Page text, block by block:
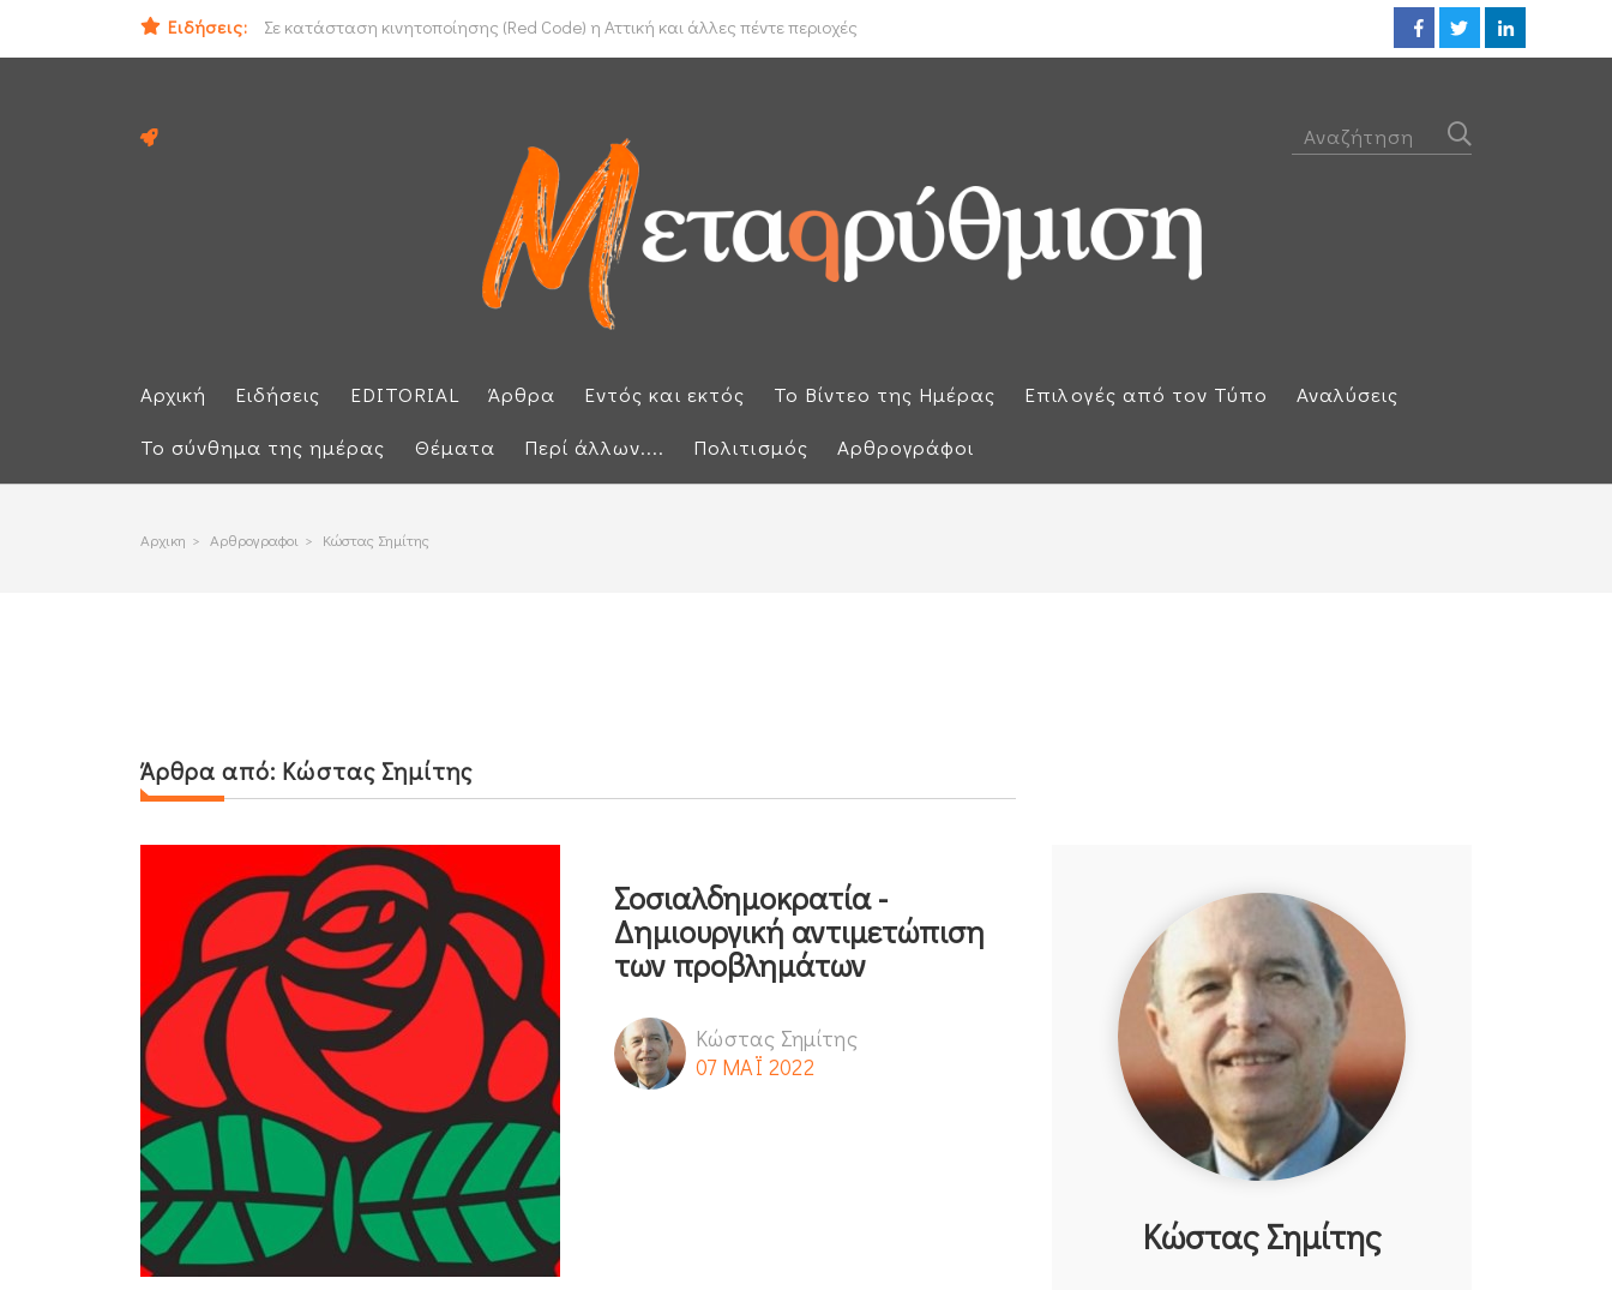
Ειδήσεις:
Σε κατάσταση κινητοποίησης (Red Code) η Αττική και άλλες πέντε περιοχές
Ομάν: «Θετικές» οι συνομιλίες με το Ιράν για τα Στενά του Ορμούζ Η απάντηση της Ισπανίας:
Αρχική Ειδήσεις EDITORIAL Άρθρα Εντός και εκτός Το Βίντεο της Ημέρας Επιλογές από τον Τύπο
Αναλύσεις
Το σύνθημα της ημέρας
Θέματα Περί άλλων.... Πολιτισμός Αρθρογράφοι
Αρχικη > Αρθρογραφοι > Κώστας Σημίτης
Άρθρα από: Κώστας Σημίτης
Σοσιαλδημοκρατία -
Δημιουργική αντιμετώπιση
των προβλημάτων
Κώστας Σημίτης
07 ΜΑΪ 2022
Κώστας Σημίτης